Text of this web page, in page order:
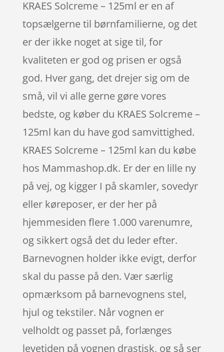
KRAES Solcreme – 125ml er en af
topsælgerne til børnfamilierne, og det
er der ikke noget at sige til, for
kvaliteten er god og prisen er også
god. Hver gang, det drejer sig om de
små, vil vi alle gerne gøre vores
bedste, og køber du KRAES Solcreme –
125ml kan du have god samvittighed.
KRAES Solcreme – 125ml kan du købe
hos Mammashop.dk. Er der en lille ny
på vej, og kigger I på skamler, sovedyr
eller køreposer, er der her på
hjemmesiden flere 1.000 varenumre,
og sikkert også det du leder efter.
Barnevognen holder ikke evigt, derfor
skal du passe på den. Vær særlig
opmærksom på barnevognens stel,
hjul og tekstiler. Når vognen er
velholdt og passet på, forlænges
levetiden på vognen drastisk, og så ser